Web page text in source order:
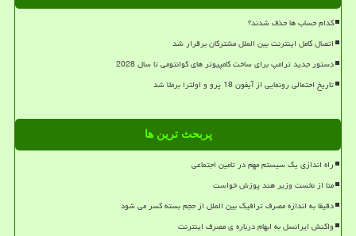
کدام حساب ها حذف شدند؟
اتصال کامل اینترنت بین الملل مشترکان برقرار شد
دستور جدید ترامپ برای ساخت کامپیوتر های کوانتومی تا سال 2028
تاریخ احتمالی رونمایی از آیفون 18 پرو و اولترا برملا شد
پربحث ترین ها
راه اندازی یک سیستم مهم در تامین اجتماعی
متا از نخست وزیر هند پوزش خواست
دقیقا به اندازه مصرف ترافیک بین الملل از حجم بسته کسر می شود
واکنش ایرانسل به ابهام درباره ی مصرف اینترنت